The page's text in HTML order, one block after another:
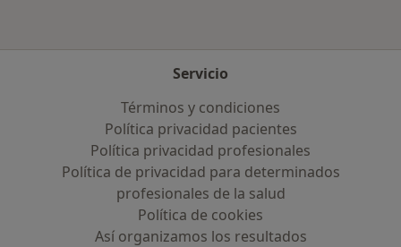
Servicio
Términos y condiciones
Política privacidad pacientes
Política privacidad profesionales
Política de privacidad para determinados
profesionales de la salud
Política de cookies
Así organizamos los resultados